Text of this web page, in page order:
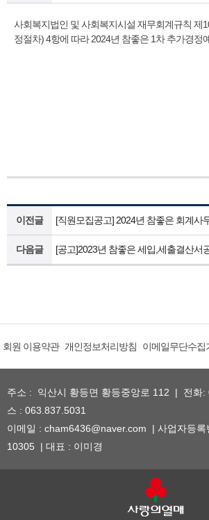
사회복지법인 및 사회복지시설 재무회계규칙 제
정절차) 4항에 따라 2024년 참좋은 1차 추가경정
이전글 [직원모집공고] 2024년 참좋은 회계사
다음글 [공고]2023년 참좋은 세입,세출결산서
회원 이용약관 개인정보처리방침 이메일무단수집
주소 : 익산시 황등면 황등중앙로 112 | 전화
스 : 063.837.5031
이메일 : cham6436@naver.com | 사업자등록
10305 | 대표 : 이미경